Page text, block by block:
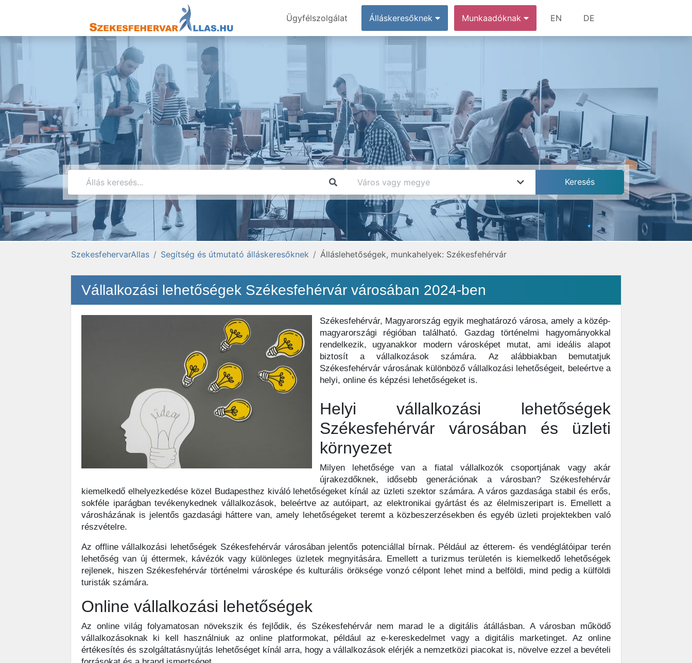
Ügyfélszolgálat Álláskeresőknek Munkaadóknak EN DE
SzekesfehervarAllas Segítség és útmutató álláskeresőknek Álláslehetőségek, munkahelyek: Székesfehérvár
Vállalkozási lehetőségek Székesfehérvár városában 2024-ben
Székesfehérvár, Magyarország egyik meghatározó városa, amely a közép-
magyarországi régióban található. Gazdag történelmi hagyományokkal
rendelkezik, ugyanakkor modern városképet mutat, ami ideális alapot
biztosít a vállalkozások számára. Az alábbiakban bemutatjuk
Székesfehérvár városának különböző vállalkozási lehetőségeit, beleértve a
helyi, online és képzési lehetőségeket is.
Helyi vállalkozási lehetőségek
Székesfehérvár városában és üzleti
környezet
Milyen lehetősége van a fiatal vállalkozók csoportjának vagy akár
újrakezdőknek, idősebb generációnak a városban? Székesfehérvár
kiemelkedő elhelyezkedése közel Budapesthez kiváló lehetőségeket kínál az üzleti szektor számára. A város gazdasága stabil és erős,
sokféle iparágban tevékenykednek vállalkozások, beleértve az autóipart, az elektronikai gyártást és az élelmiszeripart is. Emellett a
városházának is jelentős gazdasági háttere van, amely lehetőségeket teremt a közbeszerzésekben és egyéb üzleti projektekben való
részvételre.
Az offline vállalkozási lehetőségek Székesfehérvár városában jelentős potenciállal bírnak. Például az étterem- és vendéglátóipar terén
lehetőség van új éttermek, kávézók vagy különleges üzletek megnyitására. Emellett a turizmus területén is kiemelkedő lehetőségek
rejlenek, hiszen Székesfehérvár történelmi városképe és kulturális öröksége vonzó célpont lehet mind a belföldi, mind pedig a külföldi
turisták számára.
Online vállalkozási lehetőségek
Az online világ folyamatosan növekszik és fejlődik, és Székesfehérvár nem marad le a digitális átállásban. A városban működő
vállalkozásoknak ki kell használniuk az online platformokat, például az e-kereskedelmet vagy a digitális marketinget. Az online
értékesítés és szolgáltatásnyújtás lehetőséget kínál arra, hogy a vállalkozások elérjék a nemzetközi piacokat is, növelve ezzel a bevételi